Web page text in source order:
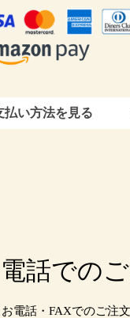
払い方法を見る
話での
電話・FAXでのご注